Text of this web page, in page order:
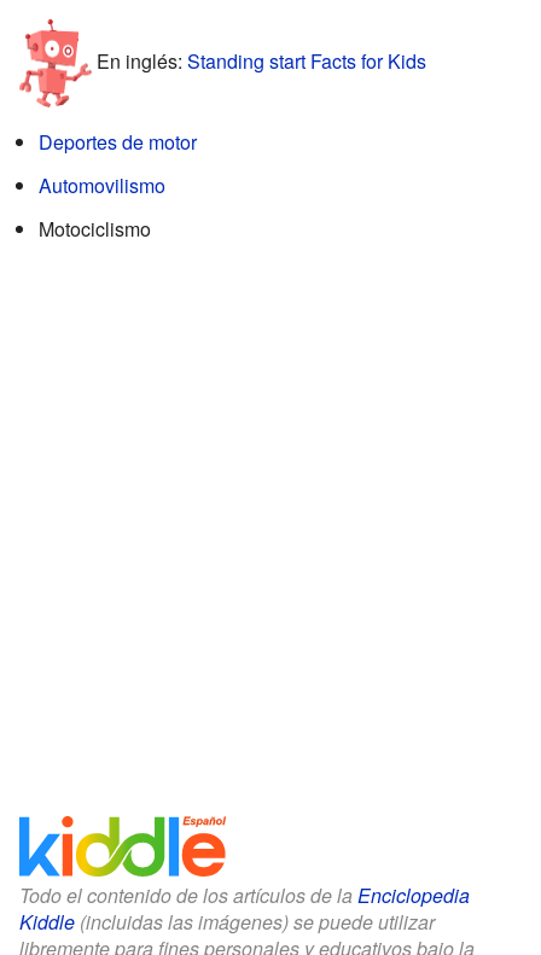
En inglés: Standing start Facts for Kids
Deportes de motor
Automovilismo
Motociclismo
Todo el contenido de los artículos de la Enciclopedia
Kiddle (incluidas las imágenes) se puede utilizar
libremente para fines personales y educativos bajo la